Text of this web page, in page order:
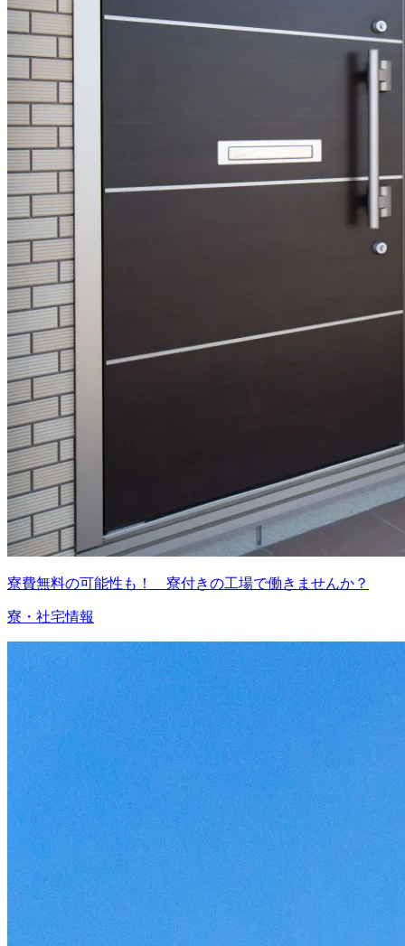
寮費無料の可能性も！ 寮付きの工場で働きませんか？
寮・社宅情報